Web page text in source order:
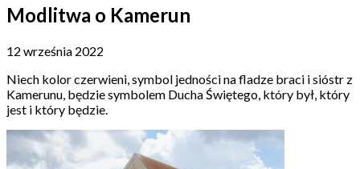
Modlitwa o Kamerun
12 września 2022
Niech kolor czerwieni, symbol jedności na fladze braci i sióstr z
Kamerunu, będzie symbolem Ducha Świętego, który był, który
jest i który będzie.